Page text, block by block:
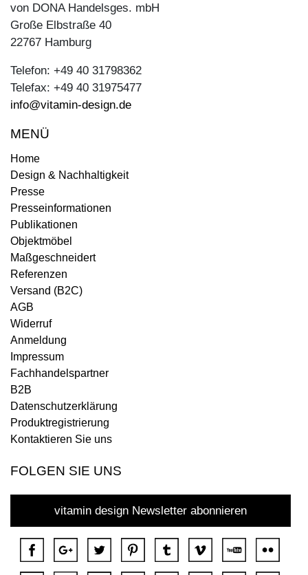
von DONA Handelsges. mbH
Große Elbstraße 40
22767 Hamburg
Telefon: +49 40 31798362
Telefax: +49 40 31975477
info@vitamin-design.de
MENÜ
Home
Design & Nachhaltigkeit
Presse
Presseinformationen
Publikationen
Objektmöbel
Maßgeschneidert
Referenzen
Versand (B2C)
AGB
Widerruf
Anmeldung
Impressum
Fachhandelspartner
B2B
Datenschutzerklärung
Produktregistrierung
Kontaktieren Sie uns
FOLGEN SIE UNS
vitamin design Newsletter abonnieren